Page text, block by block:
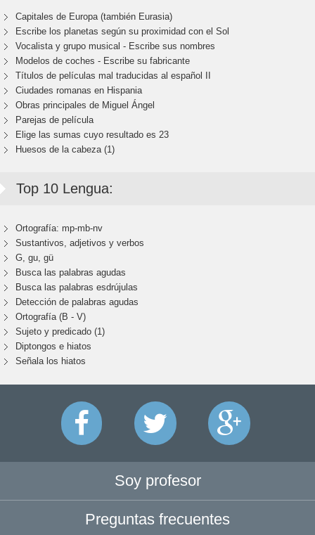
Capitales de Europa (también Eurasia)
Escribe los planetas según su proximidad con el Sol
Vocalista y grupo musical - Escribe sus nombres
Modelos de coches - Escribe su fabricante
Títulos de películas mal traducidas al español II
Ciudades romanas en Hispania
Obras principales de Miguel Ángel
Parejas de película
Elige las sumas cuyo resultado es 23
Huesos de la cabeza (1)
Top 10 Lengua:
Ortografía: mp-mb-nv
Sustantivos, adjetivos y verbos
G, gu, gü
Busca las palabras agudas
Busca las palabras esdrújulas
Detección de palabras agudas
Ortografía (B - V)
Sujeto y predicado (1)
Diptongos e hiatos
Señala los hiatos
Soy profesor
Preguntas frecuentes